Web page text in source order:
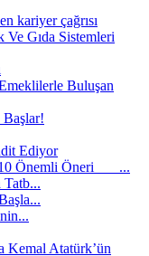
kariyer çağrısı
Gıda Sistemleri
Buluşan
Başlar!
Ediyor
10 Önemli Öneri ...
Tatb...
Atatürk’ün